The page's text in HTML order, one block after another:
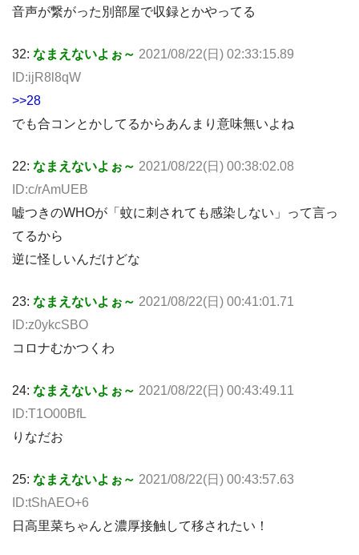
音声が繋がった別部屋で収録とかやってる
32: なまえないよぉ～ 2021/08/22(日) 02:33:15.89
ID:ijR8l8qW
>>28
でも合コンとかしてるからあんまり意味無いよね
22: なまえないよぉ～ 2021/08/22(日) 00:38:02.08
ID:c/rAmUEB
嘘つきのWHOが「蚊に刺されても感染しない」って言っ
てるから
逆に怪しいんだけどな
23: なまえないよぉ～ 2021/08/22(日) 00:41:01.71
ID:z0ykcSBO
コロナむかつくわ
24: なまえないよぉ～ 2021/08/22(日) 00:43:49.11
ID:T1O00BfL
りなだお
25: なまえないよぉ～ 2021/08/22(日) 00:43:57.63
ID:tShAEO+6
日高里菜ちゃんと濃厚接触して移されたい！